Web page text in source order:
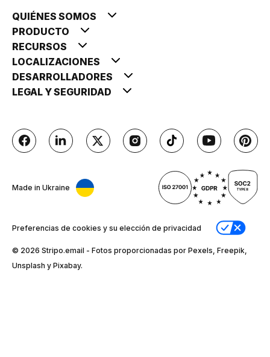
QUIÉNES SOMOS
PRODUCTO
RECURSOS
LOCALIZACIONES
DESARROLLADORES
LEGAL Y SEGURIDAD
Made in Ukraine
Preferencias de cookies y su elección de privacidad
© 2026 Stripо.email - Fotos proporcionadas por Pexels, Freepik,
Unsplash y Pixabay.